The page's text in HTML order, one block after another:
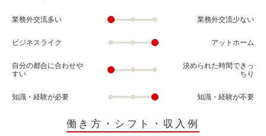
業務外交流多い 業務外交流少ない
ビジネスライク アットホーム
自分の都合に合わせや
すい
決められた時間できっ
ちり
知識・経験が必要 知識・経験が不要
働き方・シフト・収入例